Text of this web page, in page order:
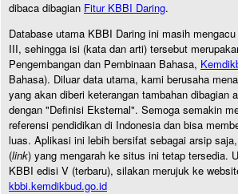
dibaca dibagian Fitur KBBI Daring.
Database utama KBBI Daring ini masih
III, sehingga isi (kata dan arti) tersebut
Pengembangan dan Pembinaan Bahasa,
Bahasa). Diluar data utama, kami berusaha
yang akan diberi keterangan tambahan dibagian
dengan "Definisi Eksternal". Semoga semakin
referensi pendidikan di Indonesia dan bisa
luas. Aplikasi ini lebih bersifat sebagai arsip
(link) yang mengarah ke situs ini tetap tersedia.
KBBI edisi V (terbaru), silakan merujuk ke
kbbi.kemdikbud.go.id